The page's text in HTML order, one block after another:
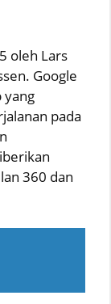
oleh Lars
Google
yang
pada
360 dan